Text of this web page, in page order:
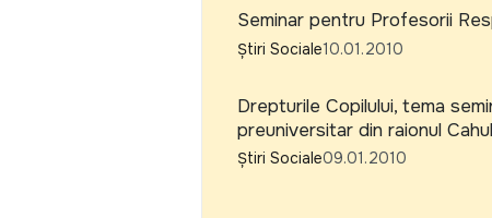
Seminar pentru Profesorii
Știri Sociale10.01.2010
Drepturile Copilului, tema
preuniversitar din raionul Cahul
Știri Sociale09.01.2010